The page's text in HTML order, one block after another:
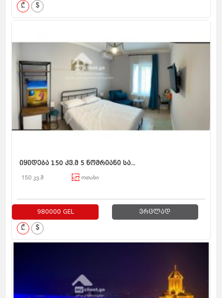
₾ $
იყიდება 150 კვ.მ 5 ნომრიანი სა...
150 კვ.მ ოთახი
980000 GEL ვრცლად
₾ $